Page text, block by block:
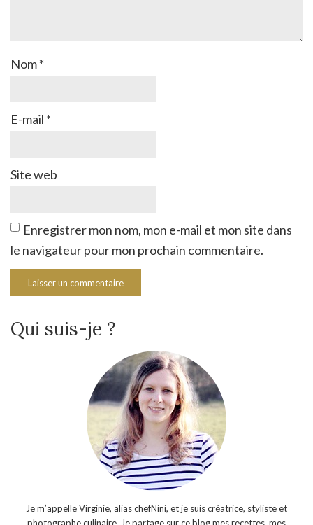
Nom*
E-mail *
Site web
Enregistrer mon nom, mon e-mail et mon site dans
le navigateur pour mon prochain commentaire.
Qui suis-je ?
Je m’appelle Virginie, alias chefNini, et je suis créatrice, styliste et